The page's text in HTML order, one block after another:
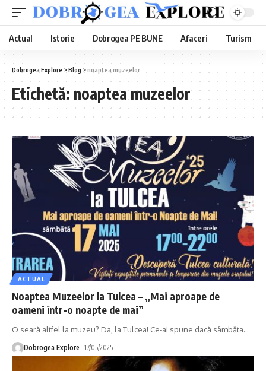
Actual Istorie Dobrogea PE BUNE Afaceri Turism
Dobrogea Explore >Blog >noaptea muzeelor
Etichetă: noaptea muzeelor
ACTUAL
Noaptea Muzeelor la Tulcea – „Mai aproape de
oameni într-o noapte de mai”
O seară altfel la muzeu? Da, la Tulcea! Ce-ai spune dacă sâmbăta…
Dobrogea Explore 17/05/2025